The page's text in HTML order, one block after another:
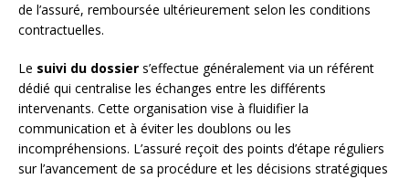
de l’assuré, remboursée ultérieurement selon les conditions
contractuelles.
Le suivi du dossier s’effectue généralement via un référent
dédié qui centralise les échanges entre les différents
intervenants. Cette organisation vise à fluidifier la
communication et à éviter les doublons ou les
incompréhensions. L’assuré reçoit des points d’étape réguliers
sur l’avancement de sa procédure et les décisions stratégiques